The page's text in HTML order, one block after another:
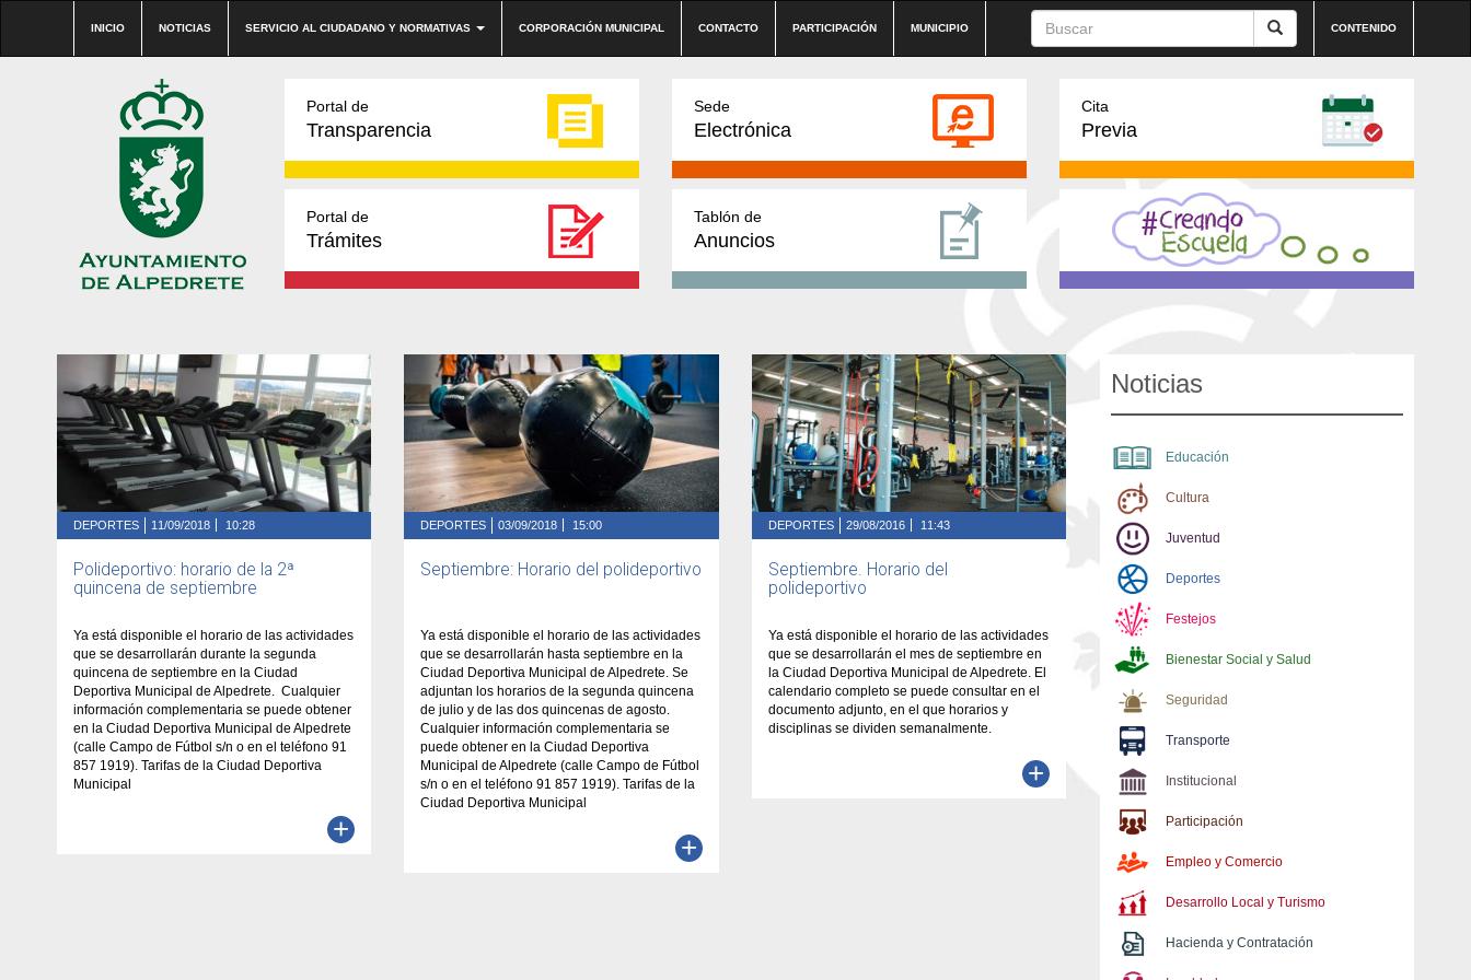
INICIO NOTICIAS SERVICIO AL CIUDADANO Y NORMATIVAS CORPORACIÓN MUNICIPAL CONTACTO PARTICIPACIÓN MUNICIPIO CONTENIDO
Portal de
Transparencia
Sede
Electrónica
Cita
Previa
Portal de
Trámites
Tablón de
Anuncios
DEPORTES 11/09/2018 10:28
Polideportivo: horario de la 2ª
quincena de septiembre
Ya está disponible el horario de las actividades
que se desarrollarán durante la segunda
quincena de septiembre en la Ciudad
Deportiva Municipal de Alpedrete. Cualquier
información complementaria se puede obtener
en la Ciudad Deportiva Municipal de Alpedrete
(calle Campo de Fútbol s/n o en el teléfono 91
857 1919). Tarifas de la Ciudad Deportiva
Municipal
+
DEPORTES 03/09/2018 15:00
Septiembre: Horario del polideportivo
Ya está disponible el horario de las actividades
que se desarrollarán hasta septiembre en la
Ciudad Deportiva Municipal de Alpedrete. Se
adjuntan los horarios de la segunda quincena
de julio y de las dos quincenas de agosto.
Cualquier información complementaria se
puede obtener en la Ciudad Deportiva
Municipal de Alpedrete (calle Campo de Fútbol
s/n o en el teléfono 91 857 1919). Tarifas de la
Ciudad Deportiva Municipal
+
DEPORTES 29/08/2016 11:43
Septiembre. Horario del
polideportivo
Ya está disponible el horario de las actividades
que se desarrollarán el mes de septiembre en
la Ciudad Deportiva Municipal de Alpedrete. El
calendario completo se puede consultar en el
documento adjunto, en el que horarios y
disciplinas se dividen semanalmente.
+
Noticias
Educación
Cultura
Juventud
Deportes
Festejos
Bienestar Social y Salud
Seguridad
Transporte
Institucional
Participación
Empleo y Comercio
Desarrollo Local y Turismo
Hacienda y Contratación